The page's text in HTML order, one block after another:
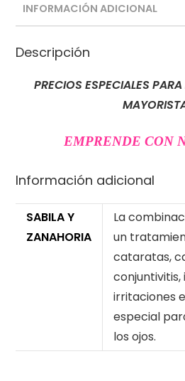
INFORMACIÓN ADICIONAL
Descripción
PRECIOS ESPECIALES
EMPRENDE CON
Información adicional
SABILA Y
ZANAHORIA
La
un
cataratas,
irritaciones
especial
los ojos.